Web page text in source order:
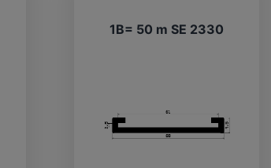
1B= 50 m SE 2330